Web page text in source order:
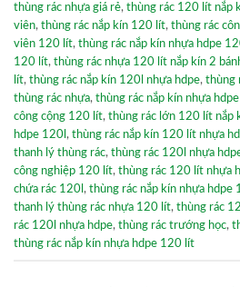
thùng rác nhựa giá rẻ, thùng rác 120 lít nắp
viên, thùng rác nắp kín 120 lít, thùng rác
viên 120 lít, thùng rác nắp kín nhựa hdpe
120 lít, thùng rác nhựa 120 lít nắp kín 2
lít, thùng rác nắp kín 120l nhựa hdpe, thùng
thùng rác nhựa, thùng rác nắp kín nhựa
công cộng 120 lít, thùng rác lớn 120 lít nắp
hdpe 120l , thùng rác nắp kín 120 lít nhựa
thanh lý thùng rác, thùng rác 120l nhựa
công nghiệp 120 lít, thùng rác 120 lít nhựa
chứa rác 120l , thùng rác nắp kín nhựa hdpe
thanh lý thùng rác nhựa 120 lít, thùng rác
rác 120l nhựa hdpe, thùng rác trướng học,
thùng rác nắp kín nhựa hdpe 120 lít